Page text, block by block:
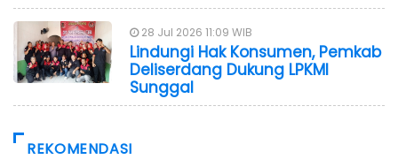
28 Jul 2026 11:09 WIB
Lindungi Hak Konsumen, Pemkab
Deliserdang Dukung LPKMI
Sunggal
REKOMENDASI